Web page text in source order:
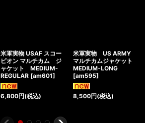
米軍実物 USAF スコー
ピオン マルチカム ジ
ャケット MEDIUM-
REGULAR [am601]
6,800円(税込)
米軍実物 US ARMY
マルチカムジャケット
MEDIUM-LONG
[am595]
8,500円(税込)